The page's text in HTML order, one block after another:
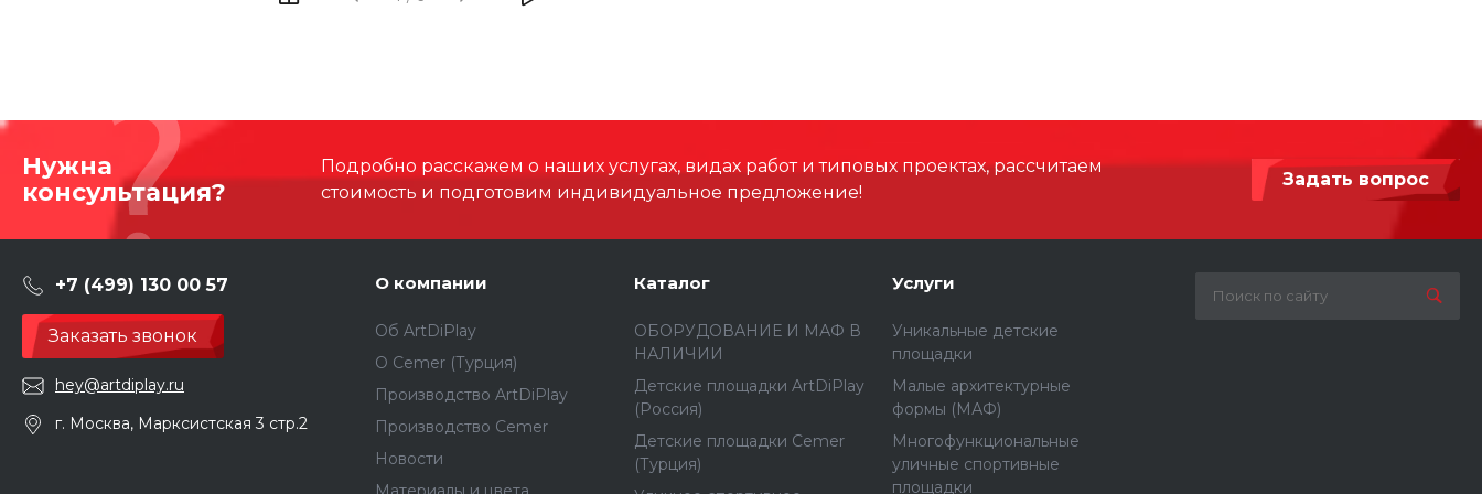
канат, Сталь с порошковой покраской
Способ установки Бетонирование / анкерное крепление
Нужна
консультация?
Подробно расскажем о наших услугах, видах работ и типовых проектах, рассчитаем
стоимость и подготовим индивидуальное предложение!
Задать вопрос
+7 (499) 130 00 57
Заказать звонок
hey@artdiplay.ru
г. Москва, Марксистская 3 стр.2
О компании
Об ArtDiPlay
О Сemer (Турция)
Производство ArtDiPlay
Производство Cemer
Новости
Каталог
ОБОРУДОВАНИЕ И МАФ В
НАЛИЧИИ
Детские площадки ArtDiPlay
(Россия)
Детские площадки Cemer
(Турция)
Услуги
Уникальные детские
площадки
Малые архитектурные
формы (МАФ)
Многофункциональные
уличные спортивные
площадки